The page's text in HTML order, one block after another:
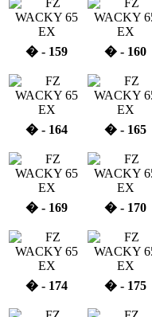
� - 159 � - 160
� - 164 � - 165
� - 169 � - 170
� - 174 � - 175